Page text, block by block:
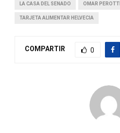
LA CASA DEL SENADO OMAR PEROTTI
TARJETA ALIMENTAR HELVECIA
COMPARTIR 0